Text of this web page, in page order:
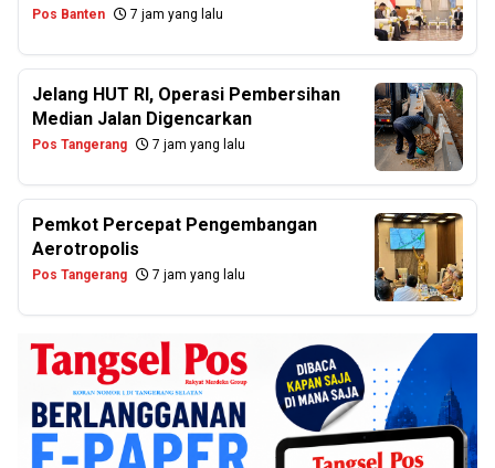
Pos Banten 7 jam yang lalu
Jelang HUT RI, Operasi Pembersihan
Median Jalan Digencarkan
Pos Tangerang 7 jam yang lalu
Pemkot Percepat Pengembangan
Aerotropolis
Pos Tangerang 7 jam yang lalu